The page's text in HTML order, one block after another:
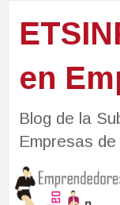
en
Blog de la
Empresas